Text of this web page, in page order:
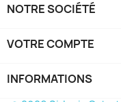
NOTRE SOCIÉTÉ
VOTRE COMPTE
INFORMATIONS